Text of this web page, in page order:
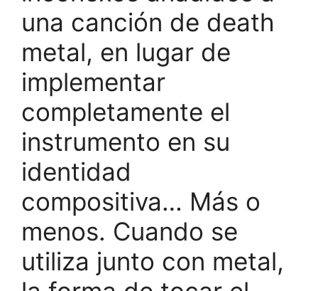
una canción de death
metal, en lugar de
implementar
completamente el
instrumento en su
identidad
compositiva… Más o
menos. Cuando se
utiliza junto con metal,